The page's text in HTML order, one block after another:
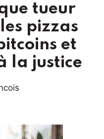
tueur
pizzas
et
la justice